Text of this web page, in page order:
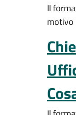
Il
motivo